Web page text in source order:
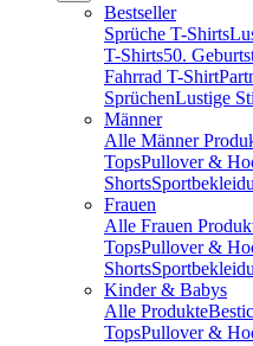
Bestseller
Sprüche T-Shirts
T-Shirts50.
Fahrrad T-Shirt
SprüchenLustige
Männer
Alle Männer
TopsPullover &
Shorts
Frauen
Alle Frauen
TopsPullover &
Shorts
Kinder & Babys
Alle Produkte
TopsPullover &